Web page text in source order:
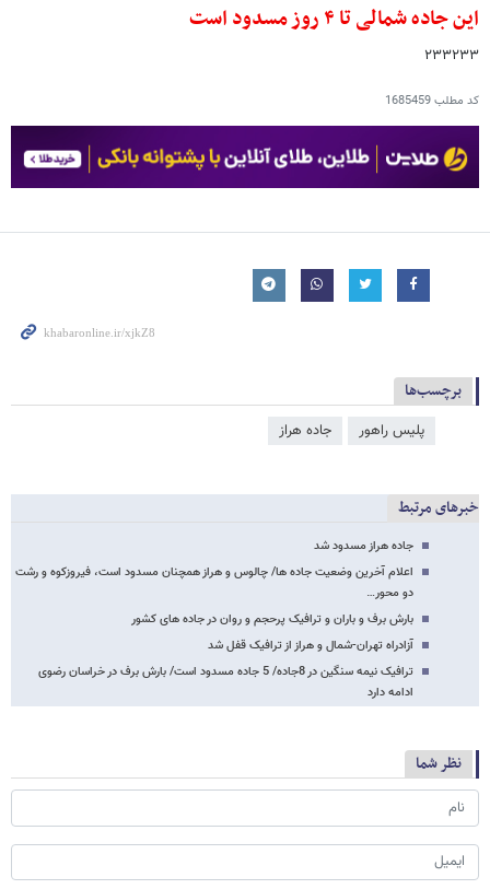
این جاده شمالی تا ۴ روز مسدود است
۲۳۳۲۳۳
کد مطلب1685459
برچسب‌ها
پلیس راهور جاده هراز
خبرهای مرتبط
جاده هراز مسدود شد
اعلام آخرین وضعیت جاده ها/ چالوس و هراز همچنان مسدود است، فیروزکوه و رشت
دو محور…
بارش برف و باران و ترافیک پرحجم و روان در جاده های کشور
آزادراه تهران-شمال و هراز از ترافیک قفل شد
ترافیک نیمه سنگین در 8جاده/ 5 جاده مسدود است/ بارش برف در خراسان رضوی
ادامه دارد
نظر شما